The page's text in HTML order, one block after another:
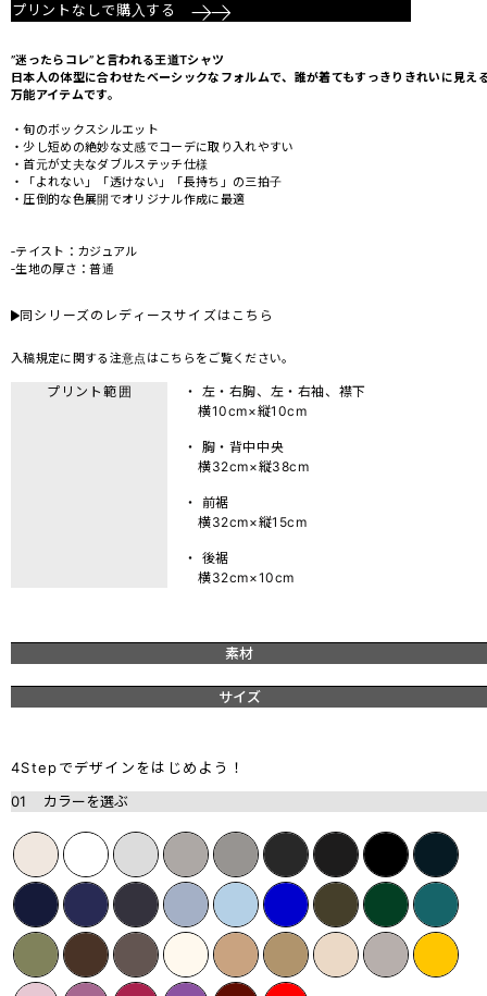
プリントなしで購入する
”迷ったらコレ”と言われる王道Tシャツ
日本人の体型に合わせたベーシックなフォルムで、誰が着てもすっきりきれいに見え
万能アイテムです。
・旬のボックスシルエット
・少し短めの絶妙な丈感でコーデに取り入れやすい
・首元が丈夫なダブルステッチ仕様
・「よれない」「透けない」「長持ち」の三拍子
・圧倒的な色展開でオリジナル作成に最適
‐テイスト：カジュアル
‐生地の厚さ：普通
同シリーズのレディースサイズはこちら
入稿規定に関する注意点は こちら をご覧ください。
プリント範囲
・ 左・右胸、左・右袖、襟下
横10cm×縦10cm
・ 胸・背中中央
横32cm×縦38cm
・ 前裾
横32cm×縦15cm
・ 後裾
横32cm×10cm
素材
サイズ
4Stepでデザインをはじめよう！
01
カラーを選ぶ